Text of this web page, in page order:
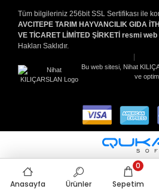
Tüm bilgileriniz 256bit SSL Sertifikası ile
AVCITEPE TARIM HAYVANCILIK GIDA
VE TİCARET LİMİTED ŞİRKETİ resmi
Hakları Saklıdır.
Bu web sitesi, Nihat
ve
Anasayfa Ürünler Sepetim
0